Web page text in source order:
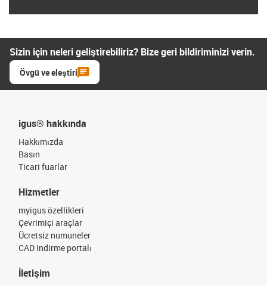
Sizin için neleri geliştirebiliriz? Bize geri bildiriminizi verin.
Övgü ve eleştiri
igus® hakkında
Hakkımızda
Basın
Ticari fuarlar
Hizmetler
myigus özellikleri
Çevrimiçi araçlar
Ücretsiz numuneler
CAD indirme portalı
İletişim